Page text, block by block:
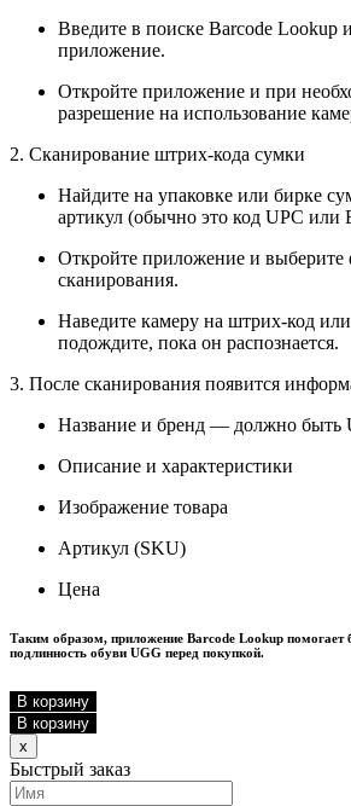
Введите в поиске Barcode Lookup
приложение.
Откройте приложение и при
разрешение на использование
2. Сканирование штрих-кода сумки
Найдите на упаковке или бирке
артикул (обычно это код UPC или
Откройте приложение и
сканирования.
Наведите камеру на штрих-код
подождите, пока он распознается.
3. После сканирования появится
Название и бренд — должно быть
Описание и характеристики
Изображение товара
Артикул (SKU)
Цена
Таким образом, приложение Barcode Lookup помогает
подлинность обуви UGG перед покупкой.
В корзину
В корзину
x
Быстрый заказ